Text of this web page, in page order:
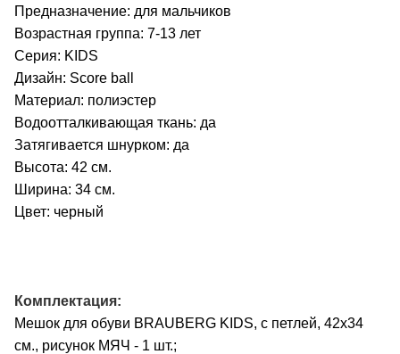
Предназначение: для мальчиков
Возрастная группа: 7-13 лет
Серия: KIDS
Дизайн: Score ball
Материал: полиэстер
Водоотталкивающая ткань: да
Затягивается шнурком: да
Высота: 42 см.
Ширина: 34 см.
Цвет: черный
Комплектация:
Мешок для обуви BRAUBERG KIDS, с петлей, 42х34
см., рисунок МЯЧ - 1 шт.;